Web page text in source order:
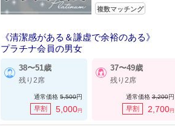
複数マッチング
《清潔感がある＆謙虚で余裕のある》
プラチナ会員の男女
38〜51歳
残り2席
通常価格5,500円
早割 5,000円
37〜49歳
残り2席
通常価格3,200円
早割 2,700円